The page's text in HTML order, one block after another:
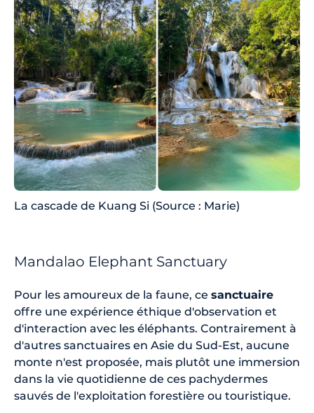
La cascade de Kuang Si (Source : Marie)
Mandalao Elephant Sanctuary
Pour les amoureux de la faune, ce sanctuaire
offre une expérience éthique d'observation et
d'interaction avec les éléphants. Contrairement à
d'autres sanctuaires en Asie du Sud-Est, aucune
monte n'est proposée, mais plutôt une immersion
dans la vie quotidienne de ces pachydermes
sauvés de l'exploitation forestière ou touristique.